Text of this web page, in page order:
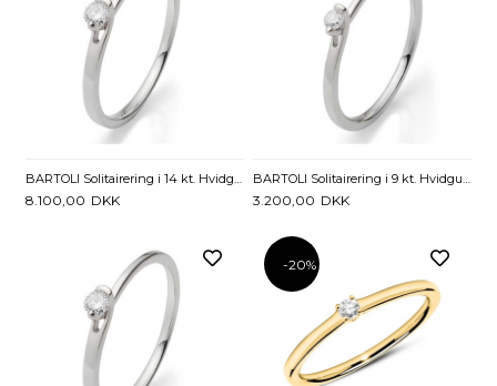
8.100,00 DKK 3.200,00 DKK
-20%